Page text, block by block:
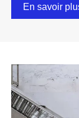
En savoir